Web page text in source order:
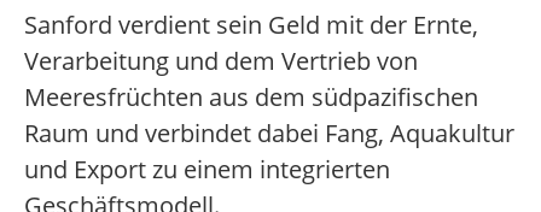
Sanford verdient sein Geld mit der Ernte,
Verarbeitung und dem Vertrieb von
Meeresfrüchten aus dem südpazifischen
Raum und verbindet dabei Fang, Aquakultur
und Export zu einem integrierten